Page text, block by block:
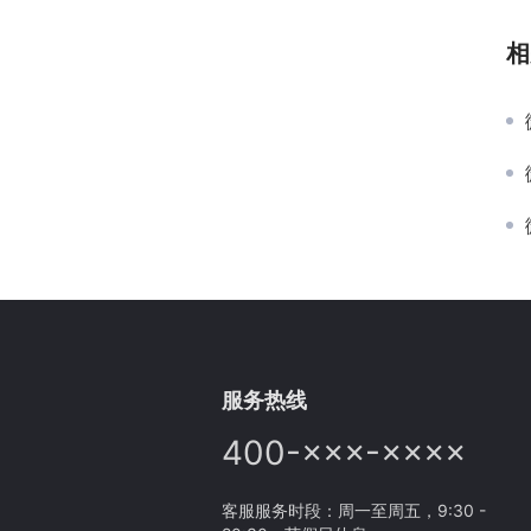
服务热线
400-×××-××××
客服服务时段：周一至周五，9:30 -